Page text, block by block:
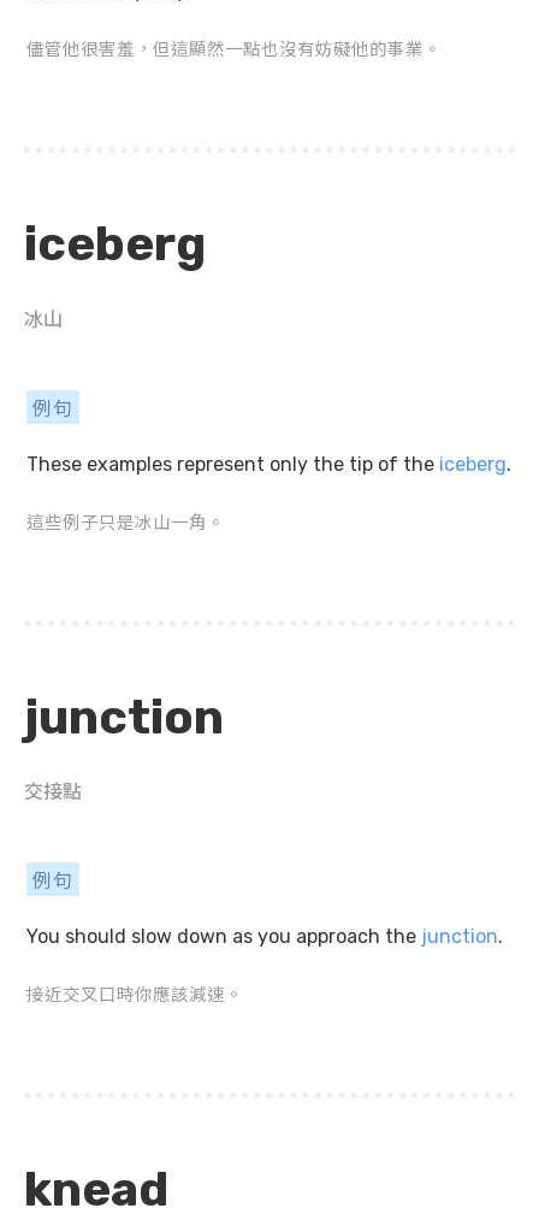
儘管他很害羞，但這顯然一點也沒有妨礙他的事業。
iceberg
冰山
例句
These examples represent only the tip of the iceberg.
這些例子只是冰山一角。
junction
交接點
例句
You should slow down as you approach the junction.
接近交叉口時你應該減速。
knead